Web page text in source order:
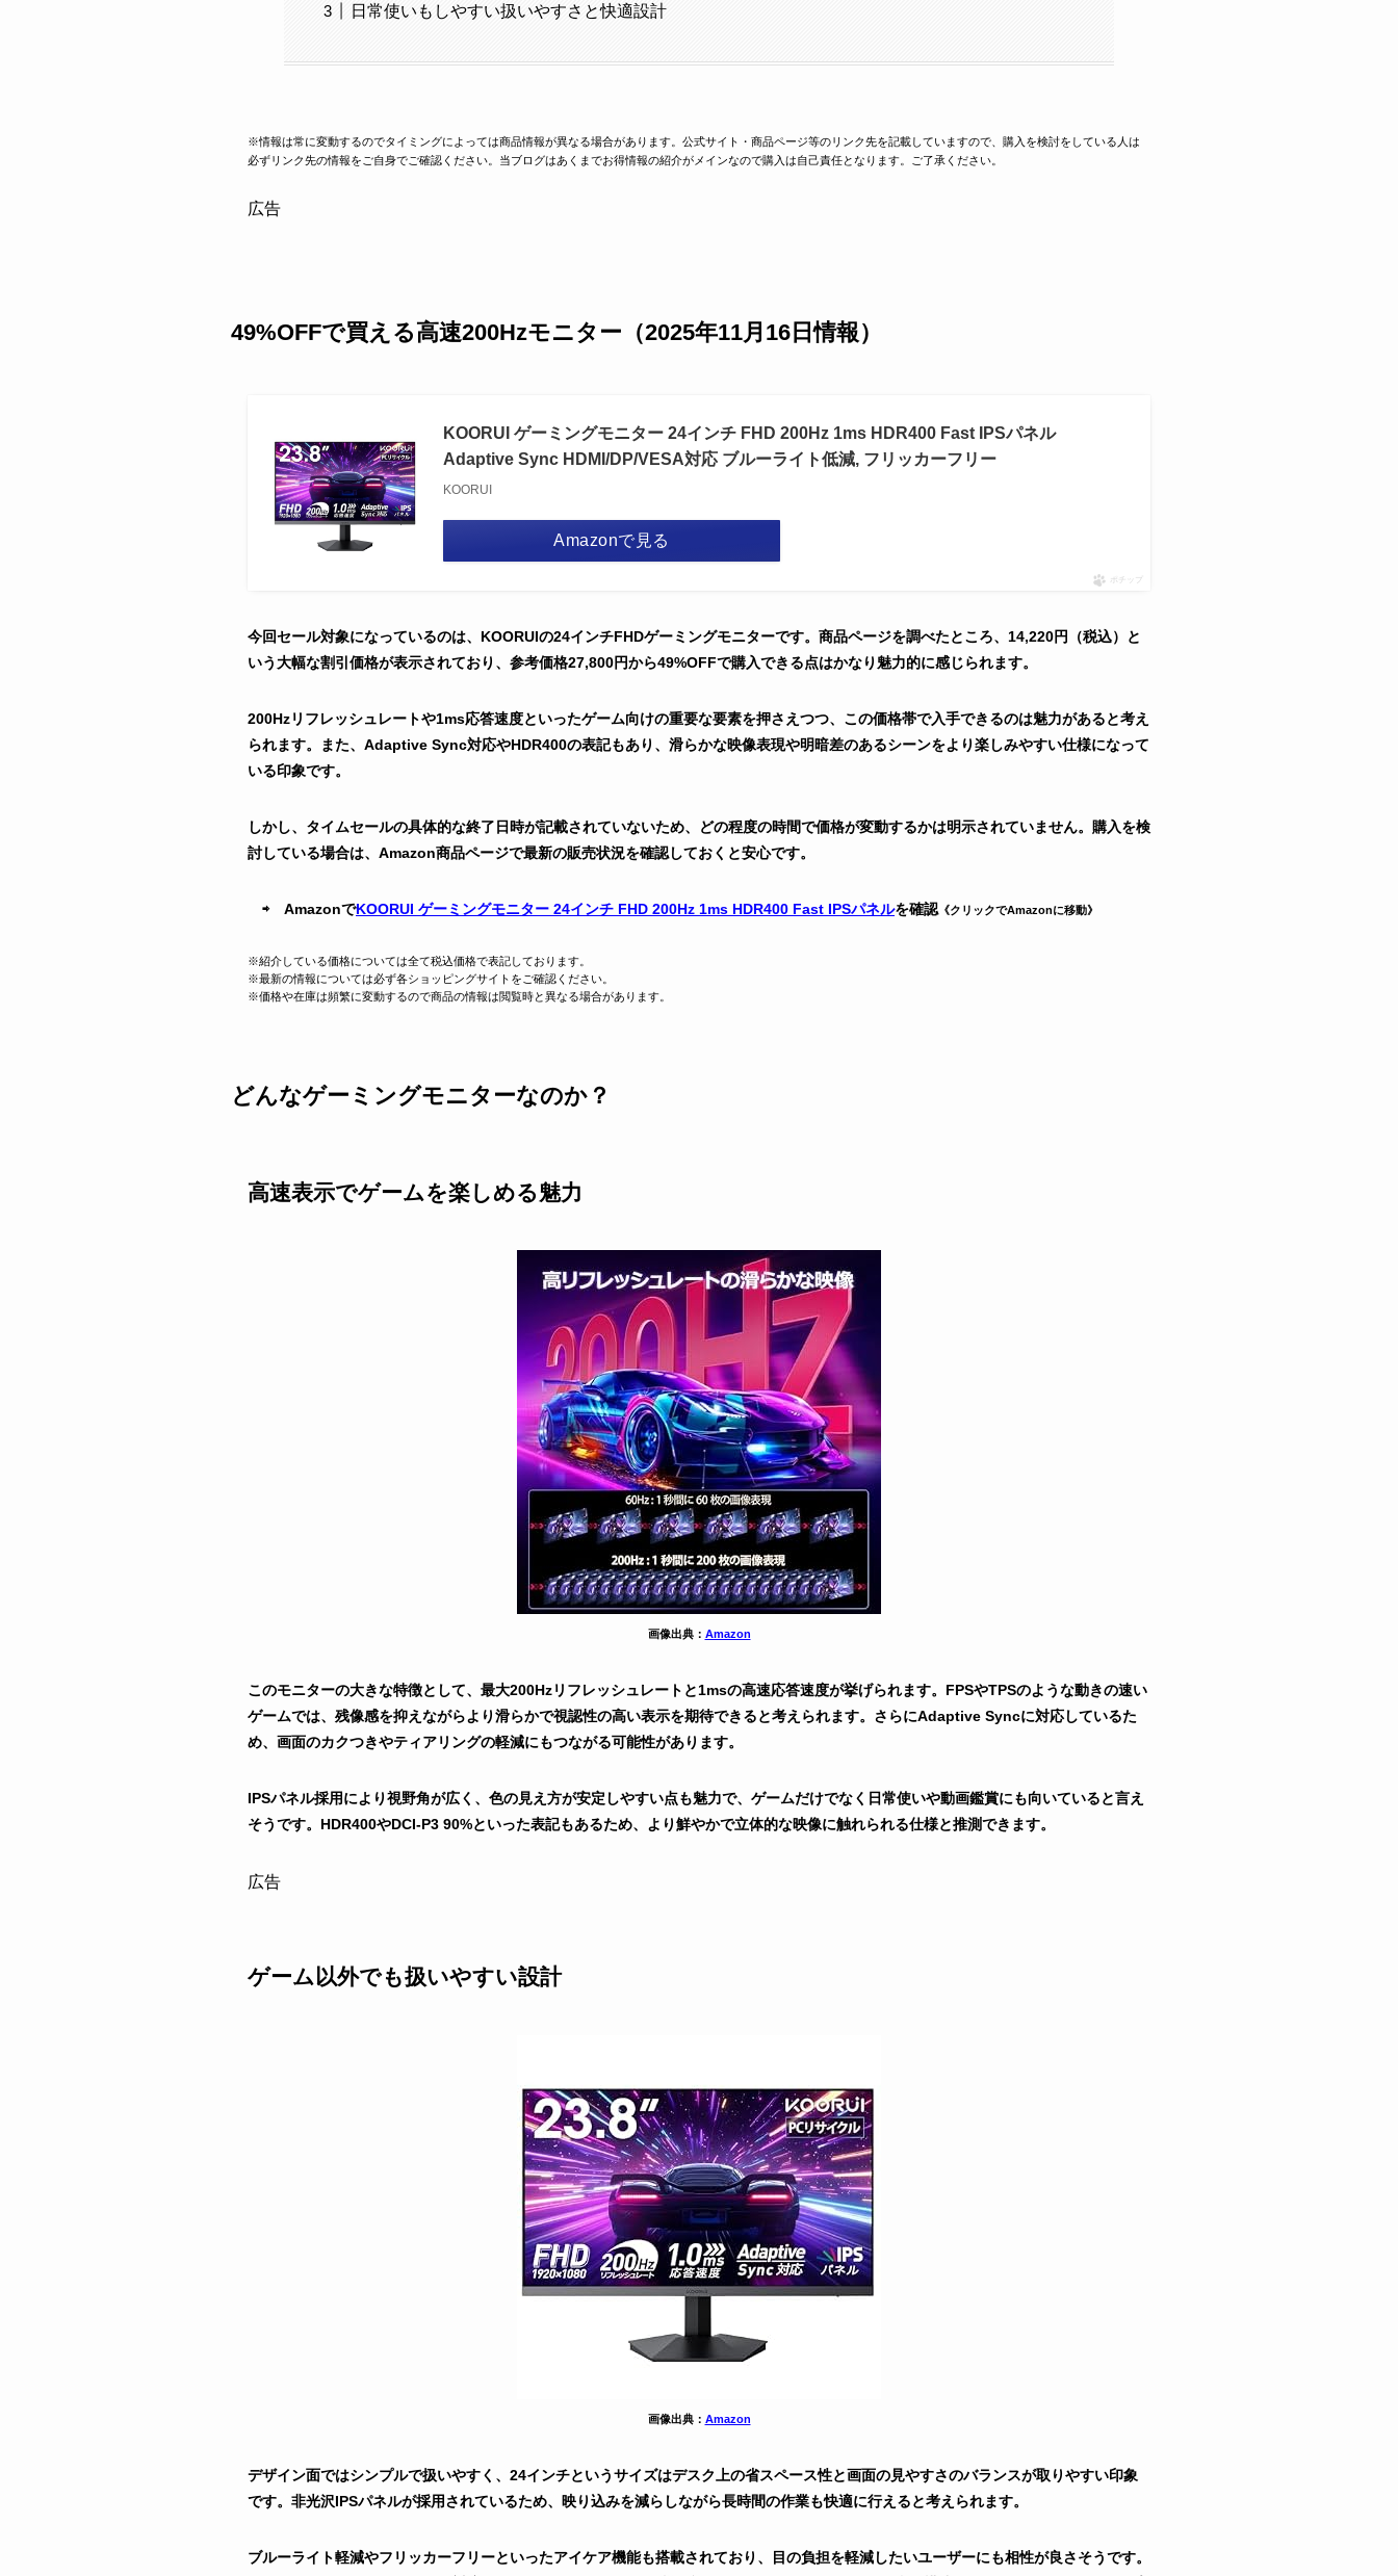
日常使いもしやすい扱いやすさと快適設計
※情報は常に変動するのでタイミングによっては商品情報が異なる場合があります。公式サイト・商品ページ等のリンク先を記載していますので、購入を検討をしている人は
必ずリンク先の情報をご自身でご確認ください。当ブログはあくまでお得情報の紹介がメインなので購入は自己責任となります。ご了承ください。
広告
49%OFFで買える高速200Hzモニター（2025年11月16日情報）
KOORUI ゲーミングモニター 24インチ FHD 200Hz 1ms HDR400 Fast IPSパネル
Adaptive Sync HDMI/DP/VESA対応 ブルーライト低減, フリッカーフリー
KOORUI
Amazonで見る
ポチップ
今回セール対象になっているのは、KOORUIの24インチFHDゲーミングモニターです。商品ページを調べたところ、14,220円（税込）と
いう大幅な割引価格が表示されており、参考価格27,800円から49%OFFで購入できる点はかなり魅力的に感じられます。
200Hzリフレッシュレートや1ms応答速度といったゲーム向けの重要な要素を押さえつつ、この価格帯で入手できるのは魅力があると考え
られます。また、Adaptive Sync対応やHDR400の表記もあり、滑らかな映像表現や明暗差のあるシーンをより楽しみやすい仕様になって
いる印象です。
しかし、タイムセールの具体的な終了日時が記載されていないため、どの程度の時間で価格が変動するかは明示されていません。購入を検
討している場合は、Amazon商品ページで最新の販売状況を確認しておくと安心です。
⇨ AmazonでKOORUI ゲーミングモニター 24インチ FHD 200Hz 1ms HDR400 Fast IPSパネルを確認 《クリックでAmazonに移動》
※紹介している価格については全て税込価格で表記しております。
※最新の情報については必ず各ショッピングサイトをご確認ください。
※価格や在庫は頻繁に変動するので商品の情報は閲覧時と異なる場合があります。
どんなゲーミングモニターなのか？
高速表示でゲームを楽しめる魅力
画像出典： Amazon
このモニターの大きな特徴として、最大200Hzリフレッシュレートと1msの高速応答速度が挙げられます。FPSやTPSのような動きの速い
ゲームでは、残像感を抑えながらより滑らかで視認性の高い表示を期待できると考えられます。さらにAdaptive Syncに対応しているた
め、画面のカクつきやティアリングの軽減にもつながる可能性があります。
IPSパネル採用により視野角が広く、色の見え方が安定しやすい点も魅力で、ゲームだけでなく日常使いや動画鑑賞にも向いていると言え
そうです。HDR400やDCI-P3 90%といった表記もあるため、より鮮やかで立体的な映像に触れられる仕様と推測できます。
広告
ゲーム以外でも扱いやすい設計
画像出典： Amazon
デザイン面ではシンプルで扱いやすく、24インチというサイズはデスク上の省スペース性と画面の見やすさのバランスが取りやすい印象
です。非光沢IPSパネルが採用されているため、映り込みを減らしながら長時間の作業も快適に行えると考えられます。
ブルーライト軽減やフリッカーフリーといったアイケア機能も搭載されており、目の負担を軽減したいユーザーにも相性が良さそうです。